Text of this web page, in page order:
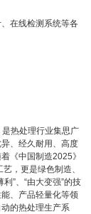
、在线检测系统等各
热处理行业集思广
、经久耐用、高度
《中国制造2025》
，更是绿色制造、
”、“由大变强”的技
、产品轻量化等领
的热处理生产系